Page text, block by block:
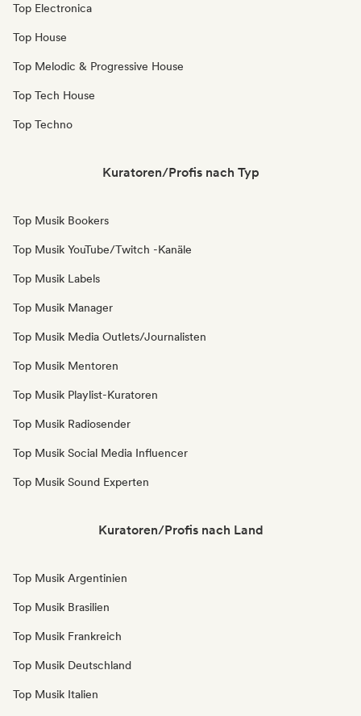
Top Electronica
Top House
Top Melodic & Progressive House
Top Tech House
Top Techno
Kuratoren/Profis nach Typ
Top Musik Bookers
Top Musik YouTube/Twitch -Kanäle
Top Musik Labels
Top Musik Manager
Top Musik Media Outlets/Journalisten
Top Musik Mentoren
Top Musik Playlist-Kuratoren
Top Musik Radiosender
Top Musik Social Media Influencer
Top Musik Sound Experten
Kuratoren/Profis nach Land
Top Musik Argentinien
Top Musik Brasilien
Top Musik Frankreich
Top Musik Deutschland
Top Musik Italien